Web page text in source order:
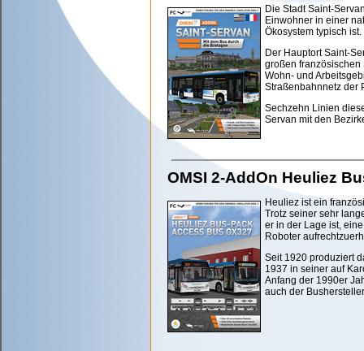
Die Stadt Saint-
Einwohner in einer
Ökosystem typisch ist.
Der Hauptort Saint-
großen französischen
Wohn- und
Straßenbahnnetz der
Sechzehn Linien
Servan mit den
OMSI 2-AddOn Heuliez
Heuliez ist ein
Trotz seiner sehr
er in der Lage ist,
Roboter
Seit 1920 produziert
1937 in seiner auf
Anfang der 1990er
auch der